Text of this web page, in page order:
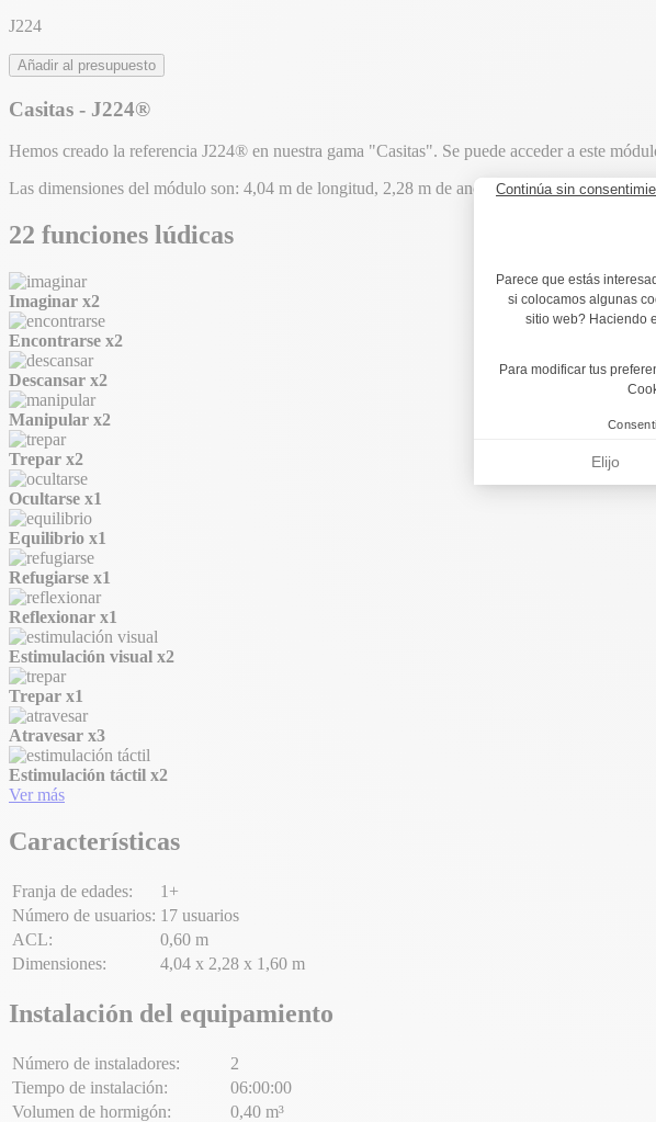
J224
Añadir al presupuesto
Casitas - J224®
Hemos creado la referencia J224® en nuestra gama "Casitas". Se puede acceder a este
Las dimensiones del módulo son: 4,04 m de longitud, 2,28 m de ancho, 1,60 m de alto. La
22 funciones lúdicas
Imaginar x2
Encontrarse x2
Descansar x2
Manipular x2
Trepar x2
Ocultarse x1
Equilibrio x1
Refugiarse x1
Reflexionar x1
Estimulación visual x2
Trepar x1
Atravesar x3
Estimulación táctil x2
Ver más
Características
Franja de edades:
1+
Número de usuarios: 17 usuarios
ACL:
0,60 m
Dimensiones:
4,04 x 2,28 x 1,60 m
Instalación del equipamiento
Número de instaladores:
2
Tiempo de instalación:
06:00:00
Volumen de hormigón:
0,40 m³